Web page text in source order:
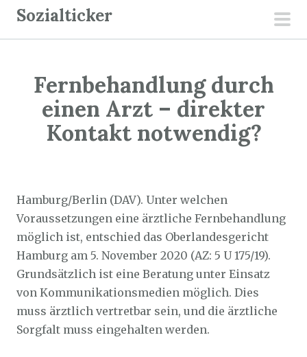
Sozialticker
Fernbehandlung durch
einen Arzt – direkter
Kontakt notwendig?
Hamburg/Berlin (DAV). Unter welchen
Voraussetzungen eine ärztliche Fernbehandlung
möglich ist, entschied das Oberlandesgericht
Hamburg am 5. November 2020 (AZ: 5 U 175/19).
Grundsätzlich ist eine Beratung unter Einsatz
von Kommunikationsmedien möglich. Dies
muss ärztlich vertretbar sein, und die ärztliche
Sorgfalt muss eingehalten werden.